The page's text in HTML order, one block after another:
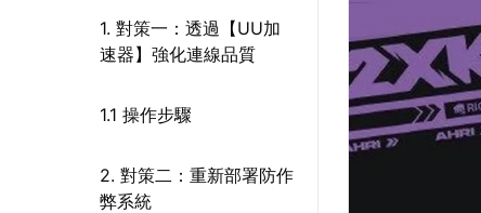
1. 對策一：透過【UU加
速器】強化連線品質
1.1 操作步驟
2. 對策二：重新部署防作
弊系統